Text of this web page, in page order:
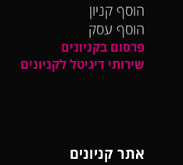
הוסף קניון
הוסף עסק
פרסום בקניונים
שירותי דיגיטל לקניונים
אתר קניונים